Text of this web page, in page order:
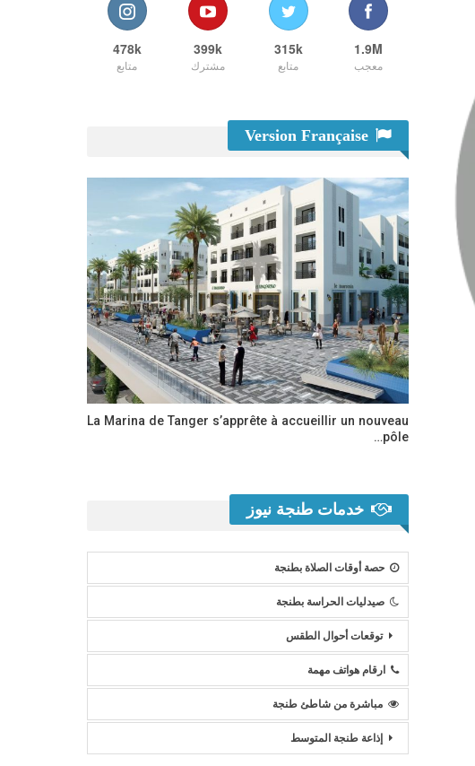
1.9M
معجب
315k
متابع
399k
مشترك
478k
متابع
La Marina de Tanger s’apprête à accueillir un nouveau
pôle…
خدمات طنجة نيوز
حصة أوقات الصلاة بطنجة
صيدليات الحراسة بطنجة
توقعات أحوال الطقس
ارقام هواتف مهمة
مباشرة من شاطئ طنجة
إذاعة طنجة المتوسط